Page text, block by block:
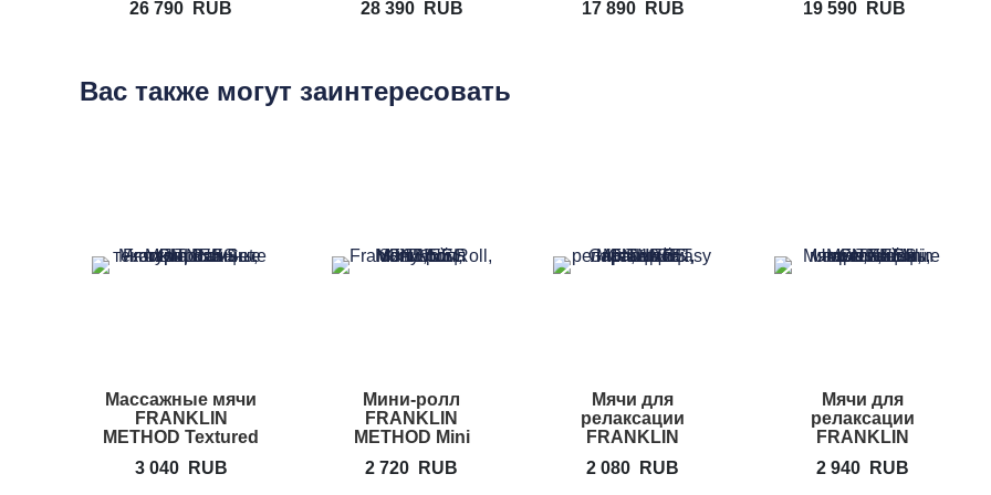
26 790
RUB
28 390
RUB
17 890
RUB
19 590
RUB
Вас также могут заинтересовать
Массажные мячи
FRANKLIN
METHOD Textured
3 040 RUB
Мини-ролл
FRANKLIN
METHOD Mini
2 720 RUB
Мячи для
релаксации
FRANKLIN
Grip Set
2 080 RUB
Мячи для
релаксации
FRANKLIN
Universal Mini
2 940 RUB